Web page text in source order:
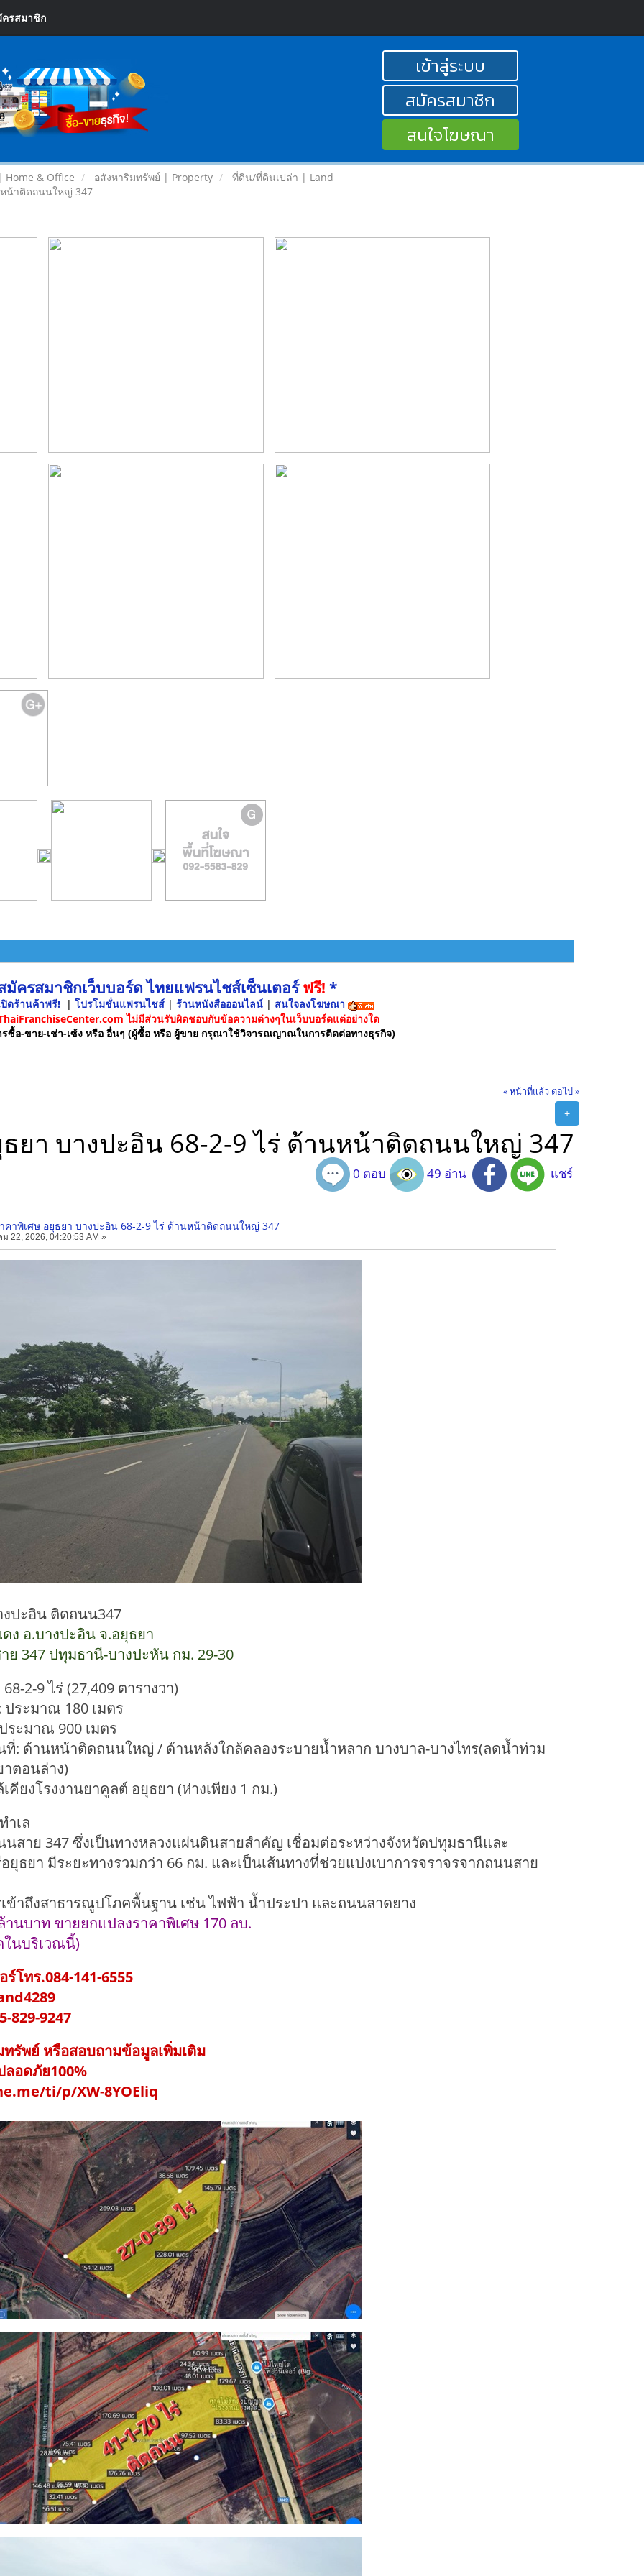
รสมาชิก
เข้าสู่ระบบ
สมัครสมาชิก
สนใจโฆษณา
& Office อสังหาริมทรัพย์ | Property
ที่ดิน/ที่ดินเปล่า | Land
น้าติดถนนใหญ่ 347
มัครสมาชิกเว็บบอร์ด ไทยแฟรนไชส์เซ็นเตอร์ฟรี! *
ดร้านค้าฟรี! | โปรโมชั่นแฟรนไชส์ | ร้านหนังสือออนไลน์ | สนใจลงโฆษณา
ไม่มีส่วนรับผิดชอบกับข้อความต่างๆในเว็บบอร์ดแต่อย่างใด
รซื้อ-ขาย-เช่า-เซ้ง หรือ อื่นๆ (ผู้ซื้อ หรือ ผู้ขาย กรุณาใช้วิจารณญาณในการติดต่อทางธุรกิจ)
« หน้าที่แล้ว ต่อไป »
+
ยา บางปะอิน 68-2-9 ไร่ ด้านหน้าติดถนนใหญ่ 347
0 ตอบ 49 อ่าน แชร์
คาพิเศษ อยุธยา บางปะอิน 68-2-9 ไร่ ด้านหน้าติดถนนใหญ่ 347
22, 2026, 04:20:53 AM »
ปะอิน ติดถนน347
ง อ.บางปะอิน จ.อยุธยา
ย 347 ปทุมธานี-บางปะหัน กม. 29-30
2-9 ไร่ (27,409 ตารางวา)
ประมาณ 180 เมตร
ระมาณ 900 เมตร
: ด้านหน้าติดถนนใหญ่ / ด้านหลังใกล้คลองระบายน้ำหลาก บางบาล-บางไทร(ลดน้ำท่วม
าตอนล่าง)
คียงโรงงานยาคูลต์ อยุธยา (ห่างเพียง 1 กม.)
ำเล
สาย 347 ซึ่งเป็นทางหลวงแผ่นดินสายสำคัญ เชื่อมต่อระหว่างจังหวัดปทุมธานีและ
ยุธยา มีระยะทางรวมกว่า 66 กม. และเป็นเส้นทางที่ช่วยแบ่งเบาการจราจรจากถนนสาย
ข้าถึงสาธารณูปโภคพื้นฐาน เช่น ไฟฟ้า น้ำประปา และถนนลาดยาง
านบาท ขายยกแปลงราคาพิเศษ 170 ลบ.
ในบริเวณนี้)
โทร.084-141-6555
829-9247
รัพย์ หรือสอบถามข้อมูลเพิ่มเติม
อดภัย100%
ti/p/XW-8YOEliq